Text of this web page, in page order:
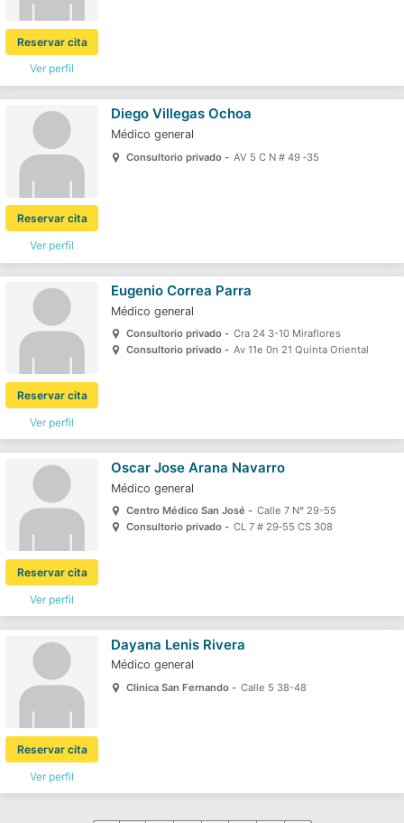
Ver perfil
Reservar cita
Ver perfil
Reservar cita
Diego Villegas Ochoa
Médico general
Consultorio privado - AV 5 C N # 49 ‐35
Ver perfil
Reservar cita
Eugenio Correa Parra
Médico general
Consultorio privado - Cra 24 3-10 Miraflores
Consultorio privado - Av 11e 0n 21 Quinta Oriental
Ver perfil
Reservar cita
Oscar Jose Arana Navarro
Médico general
Centro Médico San José - Calle 7 N° 29-55
Consultorio privado - CL 7 # 29‐55 CS 308
Ver perfil
Reservar cita
Dayana Lenis Rivera
Médico general
Clinica San Fernando - Calle 5 38-48